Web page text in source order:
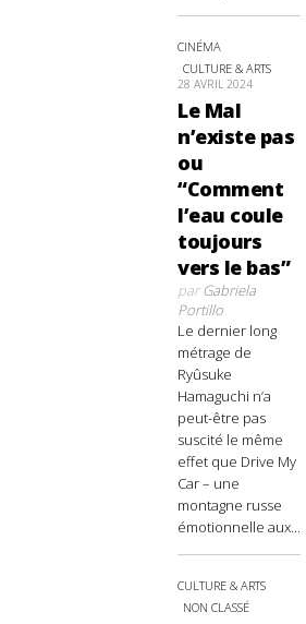
CINÉMA
CULTURE & ARTS
28 AVRIL 2024
Le Mal
n’existe pas
ou
“Comment
l’eau coule
toujours
vers le bas”
parGabriela
Portillo
Le dernier long
métrage de
Ryûsuke
Hamaguchi n’a
peut-être pas
suscité le même
effet que Drive My
Car – une
montagne russe
émotionnelle aux...
CULTURE & ARTS
NON CLASSÉ